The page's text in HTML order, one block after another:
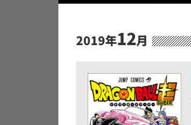
2019年12月